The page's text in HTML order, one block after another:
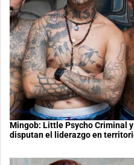
Mingob: Little Psycho Criminal
disputan el liderazgo en